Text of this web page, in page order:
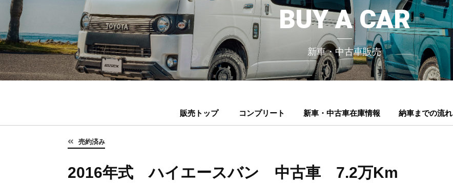
BUY A CAR
新車・中古車販売
販売トップ コンプリート 新車・中古車在庫情報 納車までの流れ
売約済み
2016年式 ハイエースバン 中古車 7.2万Km